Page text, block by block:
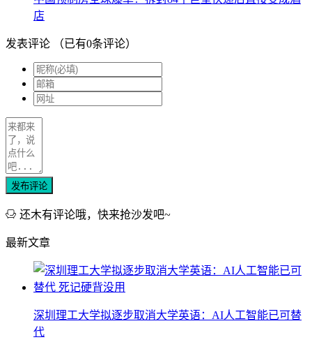
店
发表评论 （已有0条评论）
发布评论
还木有评论哦，快来抢沙发吧~
最新文章
深圳理工大学拟逐步取消大学英语：AI人工智能已可替
代